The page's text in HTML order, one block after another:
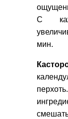
С
мин.